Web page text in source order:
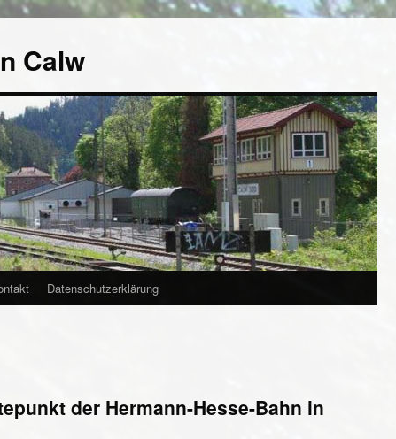
Calw
Datenschutzerklärung
der Hermann-Hesse-Bahn in